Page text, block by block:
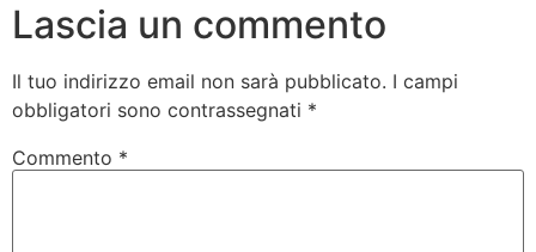
Lascia un commento
Il tuo indirizzo email non sarà pubblicato. I campi
obbligatori sono contrassegnati *
Commento *